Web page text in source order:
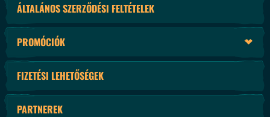
ÁLTALÁNOS SZERZŐDÉSI FELTÉTELEK
PROMÓCIÓK
FIZETÉSI LEHETŐSÉGEK
PARTNEREK